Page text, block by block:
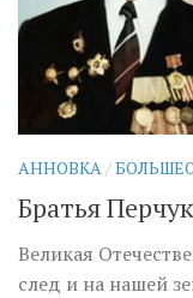
АННОВКА /
Братья
Великая
след и на нашей